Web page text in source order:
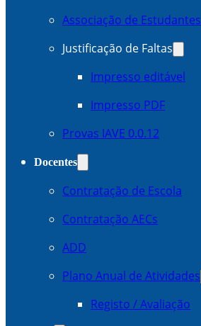
Associação de Estudantes
Justificação de Faltas
Impresso editável
Impresso PDF
Provas IAVE 0.0.12
Docentes
Contratação de Escola
Contratação AECs
ADD
Plano Anual de Atividades
Registo / Avaliação